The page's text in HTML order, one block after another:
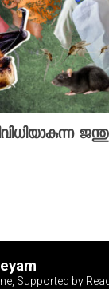
Supported by